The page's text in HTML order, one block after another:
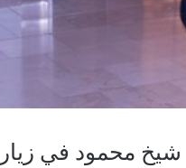
محمود في